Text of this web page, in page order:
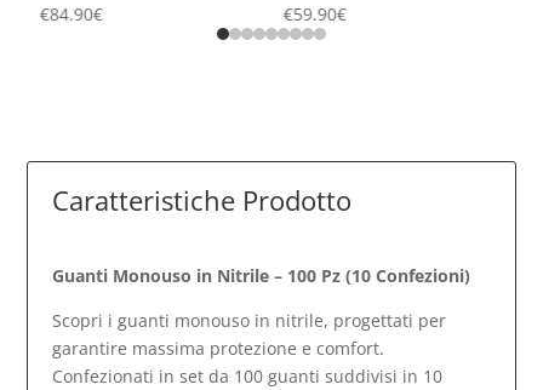
€84.90€ €59.90€
Caratteristiche Prodotto
Guanti Monouso in Nitrile – 100 Pz (10 Confezioni)
Scopri i guanti monouso in nitrile, progettati per
garantire massima protezione e comfort.
Confezionati in set da 100 guanti suddivisi in 10